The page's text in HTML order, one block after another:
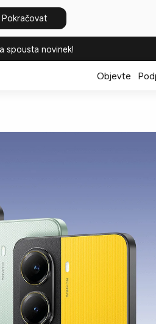
Pokračovat
spousta novinek!
Objevte